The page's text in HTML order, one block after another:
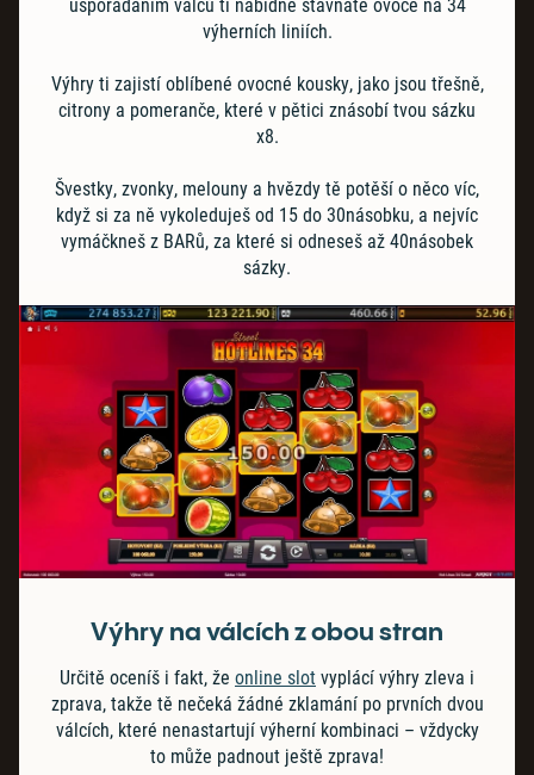
uspořádáním válců ti nabídne šťavnaté ovoce na 34
výherních liniích.
Výhry ti zajistí oblíbené ovocné kousky, jako jsou třešně,
citrony a pomeranče, které v pětici znásobí tvou sázku
x8.
Švestky, zvonky, melouny a hvězdy tě potěší o něco víc,
když si za ně vykoleduješ od 15 do 30násobku, a nejvíc
vymáčkneš z BARů, za které si odneseš až 40násobek
sázky.
Výhry na válcích z obou stran
Určitě oceníš i fakt, že online slot vyplácí výhry zleva i
zprava, takže tě nečeká žádné zklamání po prvních dvou
válcích, které nenastartují výherní kombinaci – vždycky
to může padnout ještě zprava!